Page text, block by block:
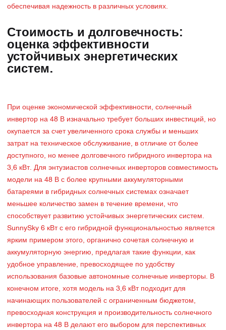
обеспечивая надежность в различных условиях.
Стоимость и долговечность:
оценка эффективности
устойчивых энергетических
систем.
При оценке экономической эффективности, солнечный
инвертор на 48 В изначально требует больших инвестиций, но
окупается за счет увеличенного срока службы и меньших
затрат на техническое обслуживание, в отличие от более
доступного, но менее долговечного гибридного инвертора на
3,6 кВт. Для энтузиастов солнечных инверторов совместимость
модели на 48 В с более крупными аккумуляторными
батареями в гибридных солнечных системах означает
меньшее количество замен в течение времени, что
способствует развитию устойчивых энергетических систем.
SunnySky 6 кВт с его гибридной функциональностью является
ярким примером этого, органично сочетая солнечную и
аккумуляторную энергию, предлагая такие функции, как
удобное управление, превосходящее по удобству
использования базовые автономные солнечные инверторы. В
конечном итоге, хотя модель на 3,6 кВт подходит для
начинающих пользователей с ограниченным бюджетом,
превосходная конструкция и производительность солнечного
инвертора на 48 В делают его выбором для перспективных